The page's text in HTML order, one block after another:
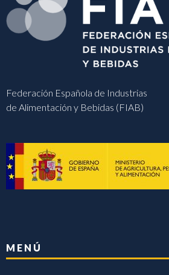
Federación Española de Industrias
de Alimentación y Bebidas (FIAB)
MENÚ